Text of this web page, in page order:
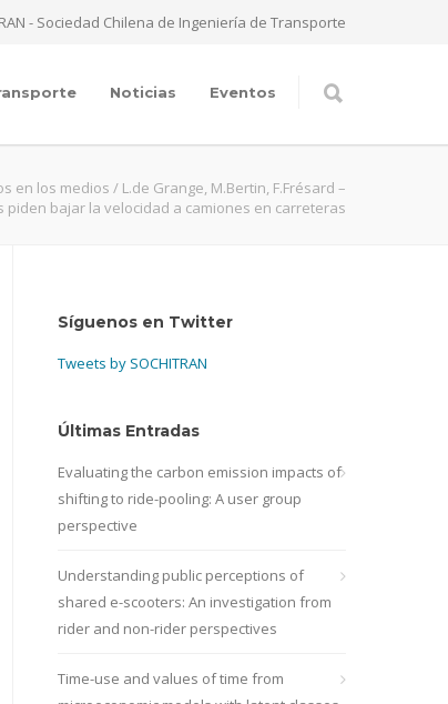
- Sociedad Chilena de Ingeniería de Transporte
Noticias Eventos
en los medios / L.de Grange, M.Bertin, F.Frésard –
piden bajar la velocidad a camiones en carreteras
Síguenos en Twitter
Tweets by SOCHITRAN
Últimas Entradas
Evaluating the carbon emission impacts of
shifting to ride-pooling: A user group
perspective
Understanding public perceptions of
shared e-scooters: An investigation from
rider and non-rider perspectives
Time-use and values of time from